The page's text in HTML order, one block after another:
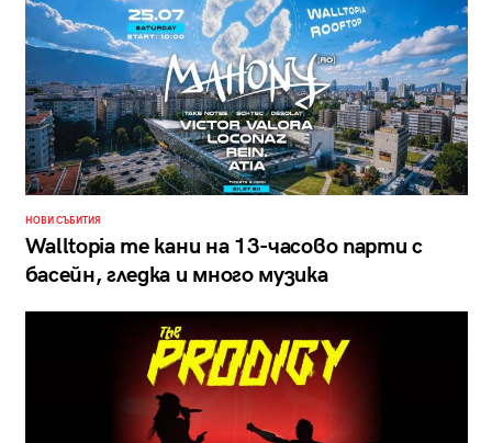
НОВИ СЪБИТИЯ
Walltopia те кани на 13-часово парти с
басейн, гледка и много музика